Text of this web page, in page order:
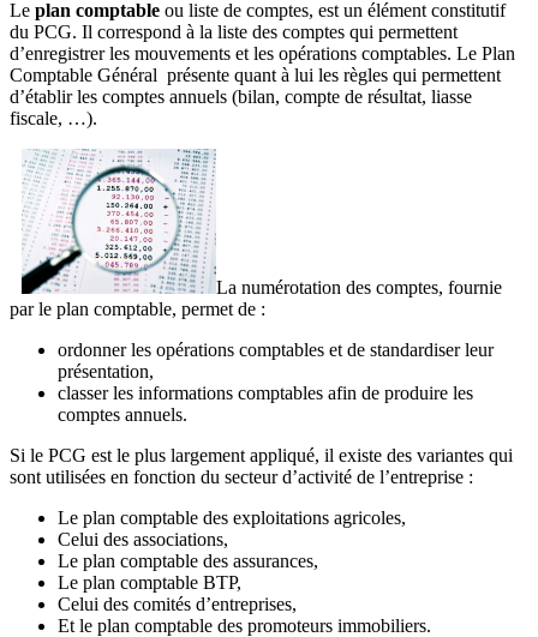
Le plan comptable ou liste de comptes, est un élément constitutif
du PCG. Il correspond à la liste des comptes qui permettent
d’enregistrer les mouvements et les opérations comptables. Le Plan
Comptable Général présente quant à lui les règles qui permettent
d’établir les comptes annuels (bilan, compte de résultat, liasse
fiscale, …).
La numérotation des comptes, fournie
par le plan comptable, permet de :
ordonner les opérations comptables et de standardiser leur
présentation,
classer les informations comptables afin de produire les
comptes annuels.
Si le PCG est le plus largement appliqué, il existe des variantes qui
sont utilisées en fonction du secteur d’activité de l’entreprise :
Le plan comptable des exploitations agricoles,
Celui des associations,
Le plan comptable des assurances,
Le plan comptable BTP,
Celui des comités d’entreprises,
Et le plan comptable des promoteurs immobiliers.